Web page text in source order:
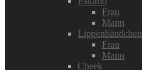
Frau
Mann
Lippenbändchen
Frau
Mann
Cheek